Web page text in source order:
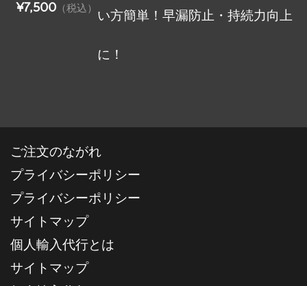
い方簡単！早漏防止・持続力向上
に！
¥7,500 （税込）
ご注文のながれ
プライバシーポリシー
プライバシーポリシー
サイトマップ
個人輸入代行とは
サイトマップ